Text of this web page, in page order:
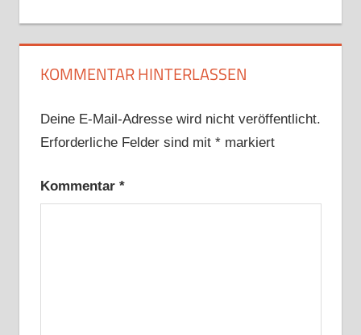
KOMMENTAR HINTERLASSEN
Deine E-Mail-Adresse wird nicht veröffentlicht.
Erforderliche Felder sind mit *markiert
Kommentar *